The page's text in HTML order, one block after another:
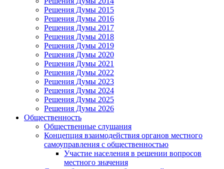
Решения Думы 2015
Решения Думы 2016
Решения Думы 2017
Решения Думы 2018
Решения Думы 2019
Решения Думы 2020
Решения Думы 2021
Решения Думы 2022
Решения Думы 2023
Решения Думы 2024
Решения Думы 2025
Решения Думы 2026
Общественность
Общественные слушания
Концепция взаимодействия органов местного
самоуправления с общественностью
Участие населения в решении вопросов
местного значения